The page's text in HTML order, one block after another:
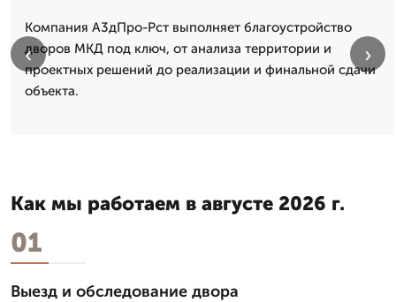
Компания А3дПро-Рст выполняет благоустройство
дворов МКД под ключ, от анализа территории и
проектных решений до реализации и финальной сдачи
объекта.
‹ ›
Как мы работаем в августе 2026 г.
01
Выезд и обследование двора